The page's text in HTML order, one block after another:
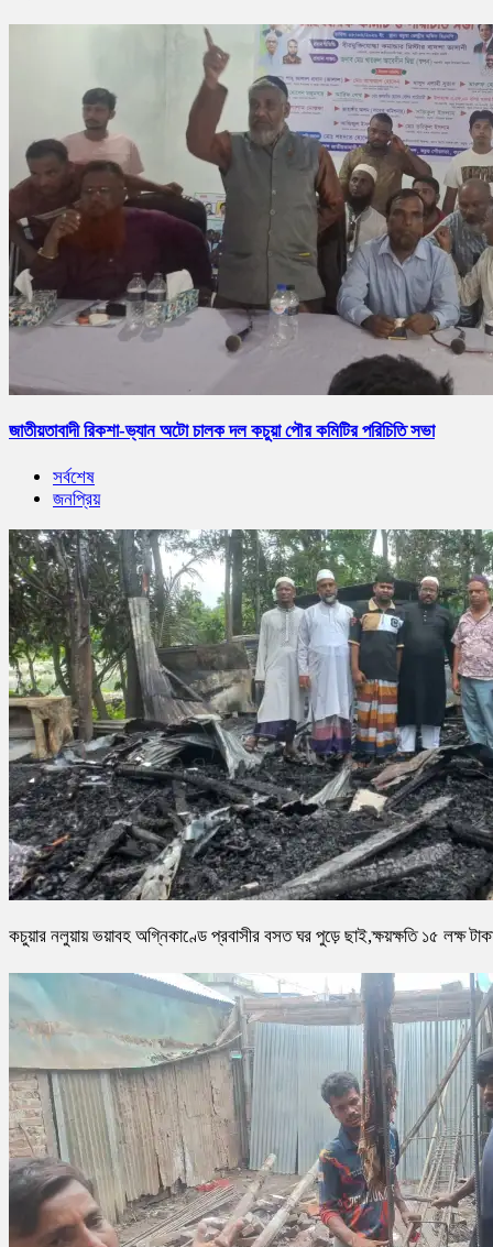
জাতীয়তাবাদী রিকশা-ভ্যান অটো চালক দল কচুয়া পৌর কমিটির পরিচিতি সভা
সর্বশেষ
জনপ্রিয়
কচুয়ার নলুয়ায় ভয়াবহ অগ্নিকাণ্ডে প্রবাসীর বসত ঘর পুড়ে ছাই,ক্ষয়ক্ষতি ১৫ লক্ষ